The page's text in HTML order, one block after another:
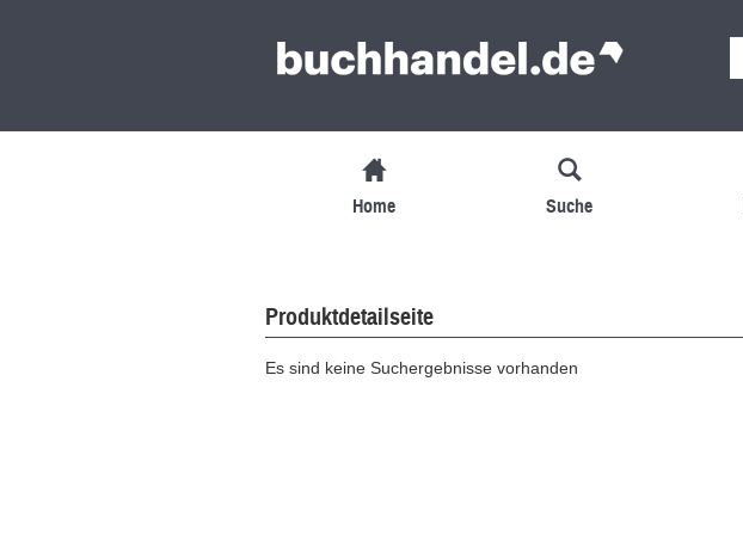
Home Suche
Produktdetailseite
Es sind keine Suchergebnisse vorhanden